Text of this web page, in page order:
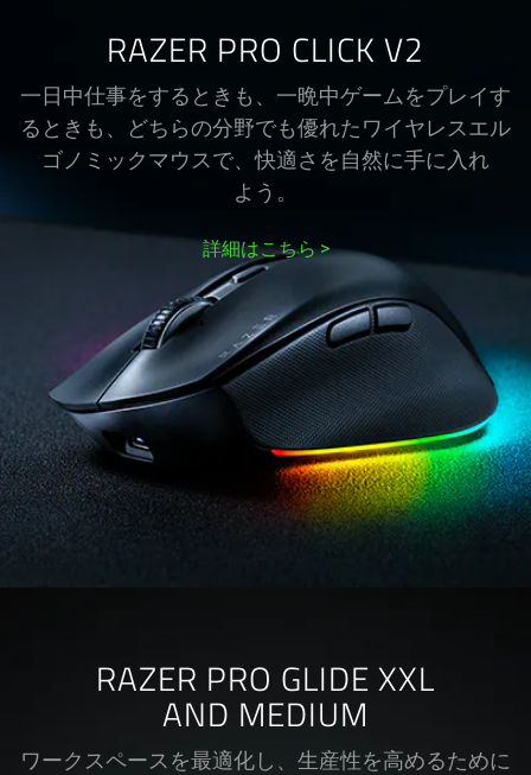
RAZER PRO CLICK V2
一日中仕事をするときも、一晩中ゲームをプレイす
るときも、どちらの分野でも優れたワイヤレスエル
ゴノミックマウスで、快適さを自然に手に入れ
よう 。
詳細はこちら
RAZER PRO GLIDE XXL
AND MEDIUM
ワークスペースを最適化し、生産性を高めるために